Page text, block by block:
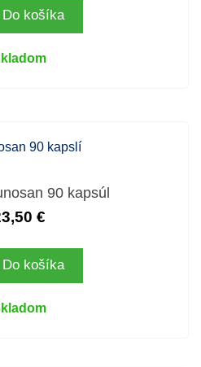
Do košíka
90 kapsúl
€
Do košíka